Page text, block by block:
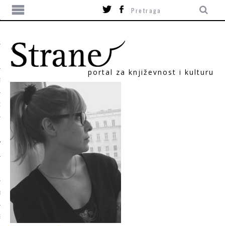
portal za književnost i kulturu